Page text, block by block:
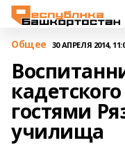
Общее 30 АПРЕЛЯ 2014,
гостями
училища